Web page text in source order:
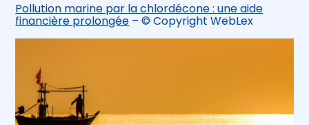
Pollution marine par la chlordécone : une aide
financière prolongée – © Copyright WebLex